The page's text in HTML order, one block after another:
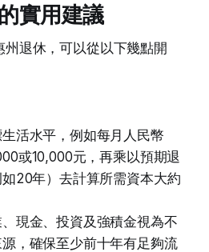
實用建議
州退休，可以從以下幾點開
活水平，例如每月人民幣
或10,000元，再乘以預期退
20年）去計算所需資本大約
現金、投資及強積金視為不
，確保至少前十年有足夠流